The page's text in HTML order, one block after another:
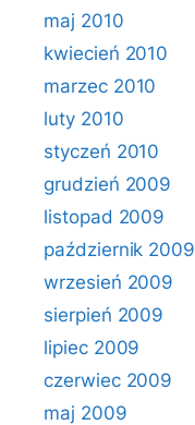
maj 2010
kwiecień 2010
marzec 2010
luty 2010
styczeń 2010
grudzień 2009
listopad 2009
październik 2009
wrzesień 2009
sierpień 2009
lipiec 2009
czerwiec 2009
maj 2009